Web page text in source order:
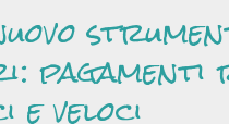
e veloci